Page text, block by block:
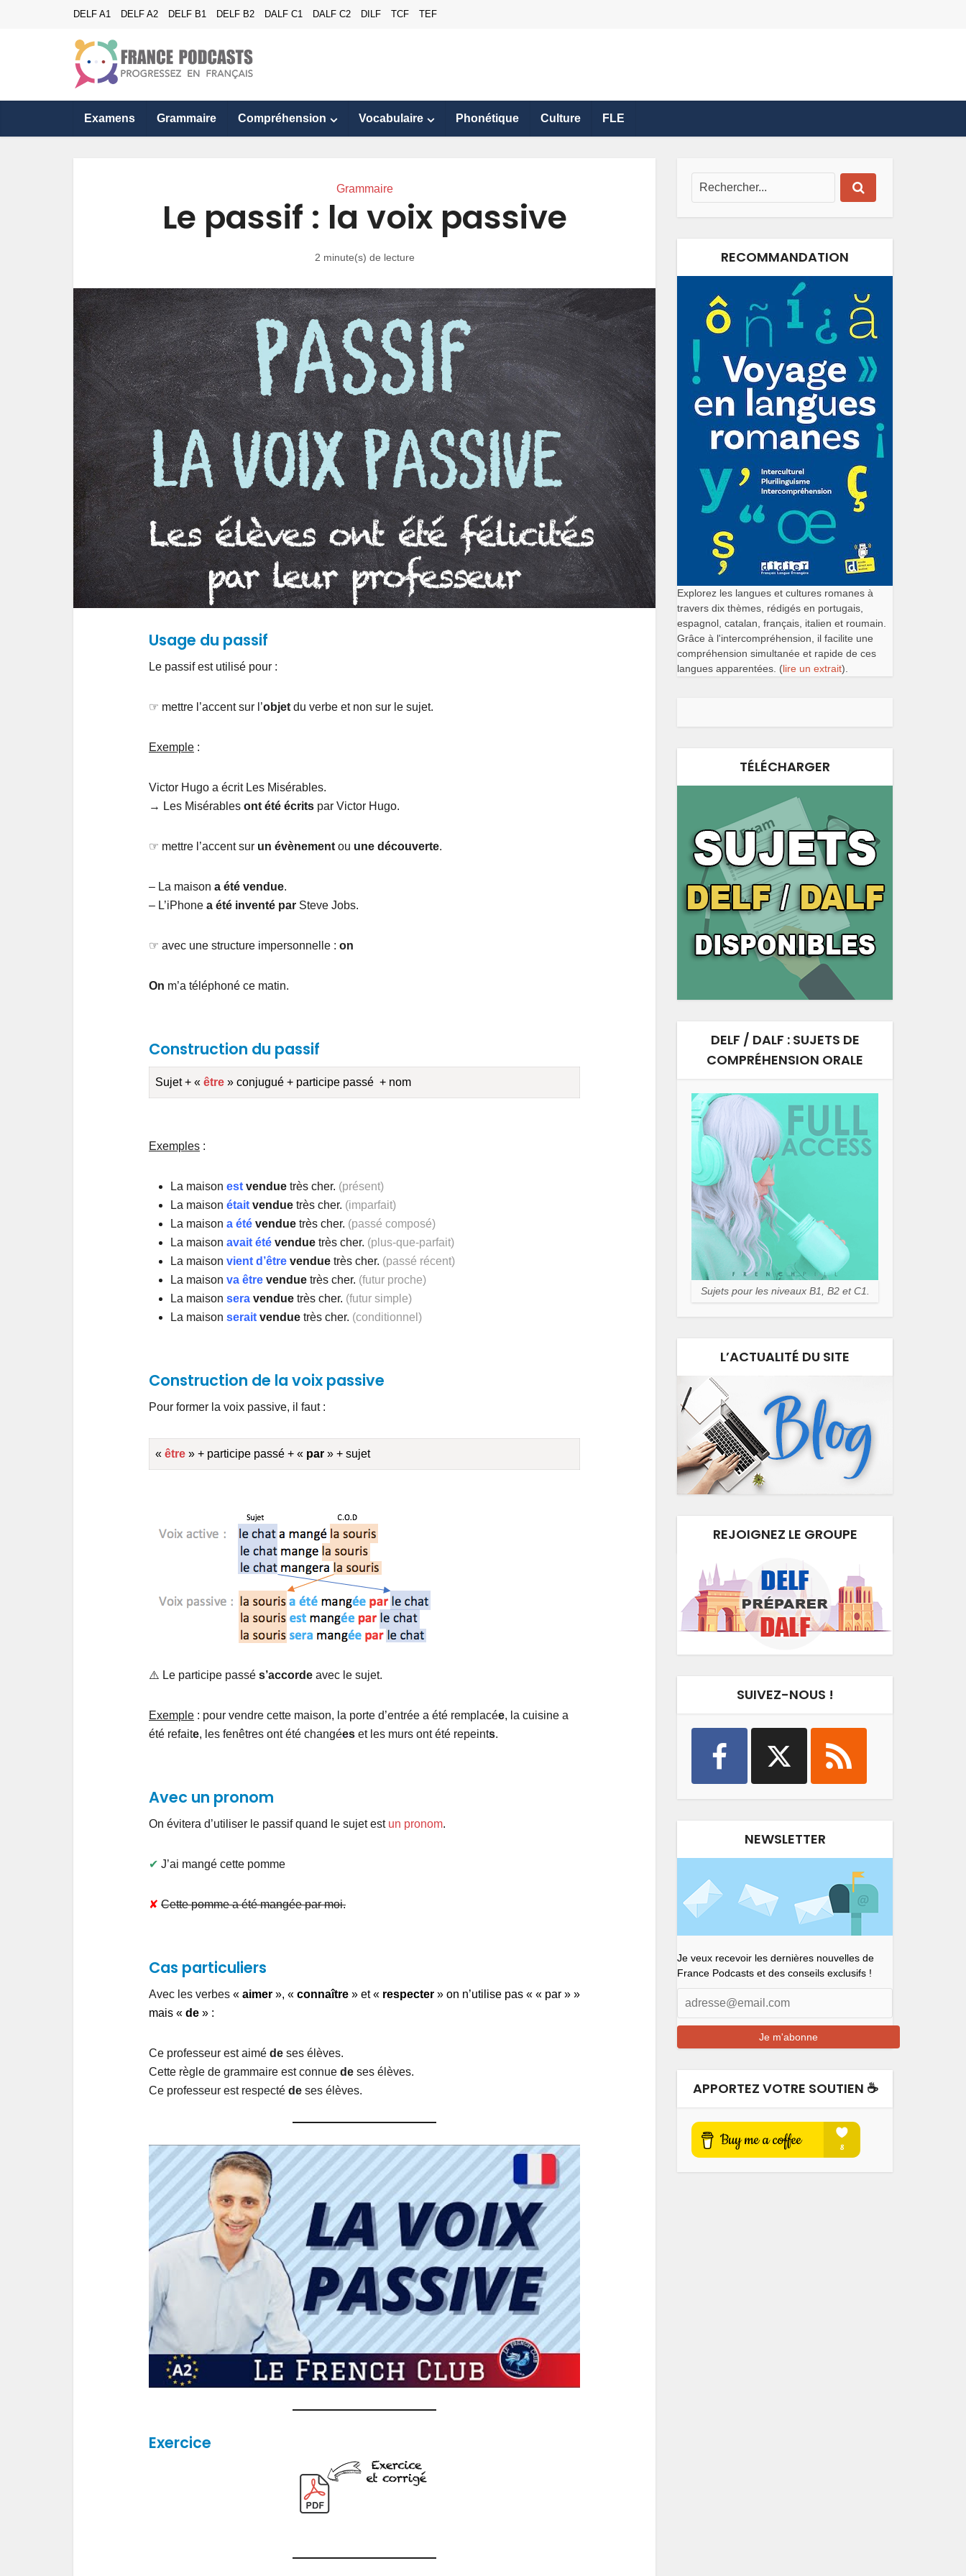
DELF A1 DELF A2 DELF B1 DELF B2 DALF C1 DALF C2 DILF TCF TEF
Examens Grammaire Compréhension Vocabulaire Phonétique Culture FLE
Grammaire
Le passif : la voix passive
2 minute(s) de lecture
Usage du passif
Le passif est utilisé pour :
☞ mettre l’accent sur l’objet du verbe et non sur le sujet.
Exemple :
Victor Hugo a écrit Les Misérables.
→ Les Misérables ont été écrits par Victor Hugo.
☞ mettre l’accent sur un évènement ou une découverte.
– La maison a été vendue.
– L’iPhone a été inventé par Steve Jobs.
☞ avec une structure impersonnelle : on
On m’a téléphoné ce matin.
Construction du passif
Sujet + « être » conjugué + participe passé + nom
Exemples :
La maison est vendue très cher. (présent)
La maison était vendue très cher. (imparfait)
La maison a été vendue très cher. (passé composé)
La maison avait été vendue très cher. (plus-que-parfait)
La maison vient d’être vendue très cher. (passé récent)
La maison va être vendue très cher. (futur proche)
La maison sera vendue très cher. (futur simple)
La maison serait vendue très cher. (conditionnel)
Construction de la voix passive
Pour former la voix passive, il faut :
« être » + participe passé + « par » + sujet
⚠️ Le participe passé s’accorde avec le sujet.
Exemple : pour vendre cette maison, la porte d’entrée a été remplacée, la cuisine a
été refaite, les fenêtres ont été changées et les murs ont été repeints.
Avec un pronom
On évitera d’utiliser le passif quand le sujet est un pronom.
✔︎ J’ai mangé cette pomme
✘ Cette pomme a été mangée par moi.
Cas particuliers
Avec les verbes « aimer », « connaître » et « respecter » on n’utilise pas « « par » »
mais « de » :
Ce professeur est aimé de ses élèves.
Cette règle de grammaire est connue de ses élèves.
Ce professeur est respecté de ses élèves.
Exercice
RECOMMANDATION
Explorez les langues et cultures romanes à
travers dix thèmes, rédigés en portugais,
espagnol, catalan, français, italien et roumain.
Grâce à l'intercompréhension, il facilite une
compréhension simultanée et rapide de ces
langues apparentées. (lire un extrait).
TÉLÉCHARGER
DELF / DALF : SUJETS DE
COMPRÉHENSION ORALE
Sujets pour les niveaux B1, B2 et C1.
L’ACTUALITÉ DU SITE
REJOIGNEZ LE GROUPE
SUIVEZ-NOUS !
NEWSLETTER
Je veux recevoir les dernières nouvelles de
France Podcasts et des conseils exclusifs !
APPORTEZ VOTRE SOUTIEN ☕️